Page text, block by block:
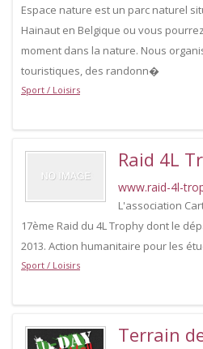
Espace nature est un parc naturel
Hainaut en Belgique ou vous
moment dans la nature. Nous
touristiques, des randonn�
Sport / Loisirs
Raid 4L
www.raid-4l-
L'association
17ème Raid du 4L Trophy dont le
2013. Action humanitaire pour les
Sport / Loisirs
Terrain